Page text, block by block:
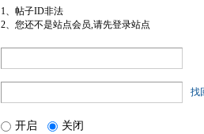
1、帖子ID非法
2、您还不是站点会员,请先登录站点
找
开启 关闭